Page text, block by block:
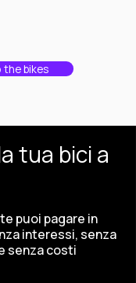
the bikes
tua bici a
puoi pagare in
interessi, senza
senza costi